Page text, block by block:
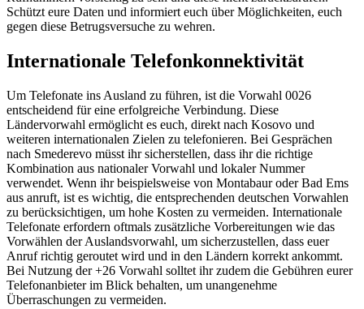
Schützt eure Daten und informiert euch über Möglichkeiten, euch
gegen diese Betrugsversuche zu wehren.
Internationale Telefonkonnektivität
Um Telefonate ins Ausland zu führen, ist die Vorwahl 0026
entscheidend für eine erfolgreiche Verbindung. Diese
Ländervorwahl ermöglicht es euch, direkt nach Kosovo und
weiteren internationalen Zielen zu telefonieren. Bei Gesprächen
nach Smederevo müsst ihr sicherstellen, dass ihr die richtige
Kombination aus nationaler Vorwahl und lokaler Nummer
verwendet. Wenn ihr beispielsweise von Montabaur oder Bad Ems
aus anruft, ist es wichtig, die entsprechenden deutschen Vorwahlen
zu berücksichtigen, um hohe Kosten zu vermeiden. Internationale
Telefonate erfordern oftmals zusätzliche Vorbereitungen wie das
Vorwählen der Auslandsvorwahl, um sicherzustellen, dass euer
Anruf richtig geroutet wird und in den Ländern korrekt ankommt.
Bei Nutzung der +26 Vorwahl solltet ihr zudem die Gebühren eurer
Telefonanbieter im Blick behalten, um unangenehme
Überraschungen zu vermeiden.